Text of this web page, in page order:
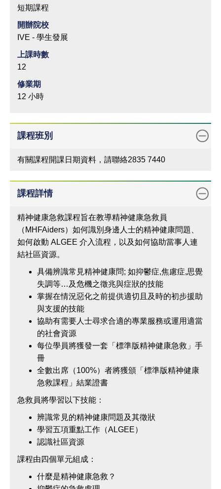
短期課程
開辦院校
IVE - 學生發展
上課時數
12
修業期
12 小時
課程班別
有關課程開課日期資料，請聯絡2835 7440
課程詳情
精神健康急救課程旨在教導精神健康急救員
（MHFAiders）如何識別身邊人士的精神健康問題、
如何啟動 ALGEE 介入流程，以及如何協助當事人連
結社區資源。
具備辨識常見精神健康問; 如抑鬱症,焦慮症,思覺
失調等…及危機之徵兆與症狀的技能
掌握在情況惡化之前提供適切且及時的初步援助
與支援的技能
協助有需要人士尋求合適的專業服務或運用適當
的社會資源
每位學員將獲發一套「標準版精神健康急救」手
冊
全數出席（100%）者將獲頒「標準版精神健康
急救課程」結業證書
急救員將學習以下技能：
辨識常見的精神健康問題及其徵狀
學習五項重點工作（ALGEE）
認識社區資源
課程由四個單元組成：
什麼是精神健康急救？